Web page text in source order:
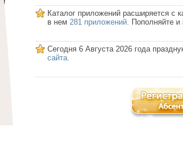
Каталог приложений расширяется
в нем 281 приложений. Пополняйте и
Сегодня 6 Августа 2026 года
сайта.